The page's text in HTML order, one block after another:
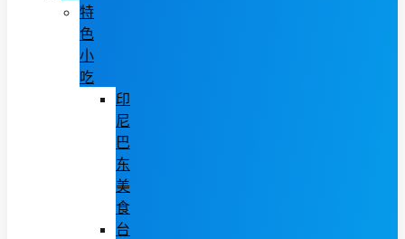
特
色
小
吃
印
尼
巴
东
美
食
台